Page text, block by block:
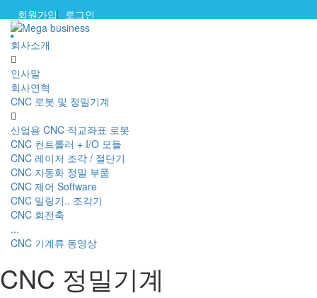
회원가입 로그인
회사소개
인사말
회사연혁
CNC 로봇 및 정밀기계
산업용 CNC 직교좌표 로봇
CNC 컨트롤러 + I/O 모듈
CNC 레이저 조각 / 절단기
CNC 자동화 정밀 부품
CNC 제어 Software
CNC 밀링기.. 조각기
CNC 회전축
...
CNC 기계류 동영상
CNC 정밀기계